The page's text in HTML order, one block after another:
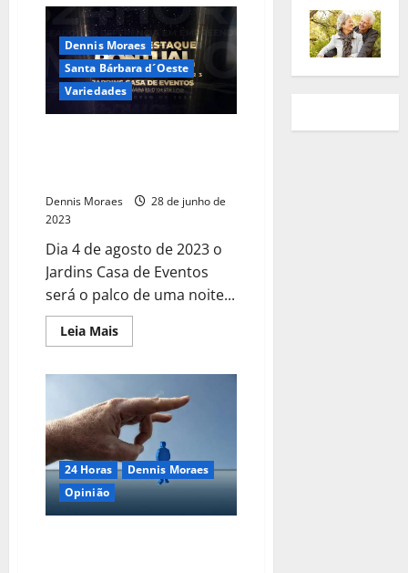
Dennis Moraes
Santa Bárbara d´Oeste
Variedades
Dennis Moraes
28 de junho de
2023
Dia 4 de agosto de 2023 o
Jardins Casa de Eventos
será o palco de uma noite...
Leia Mais
24 Horas
Dennis Moraes
Opinião